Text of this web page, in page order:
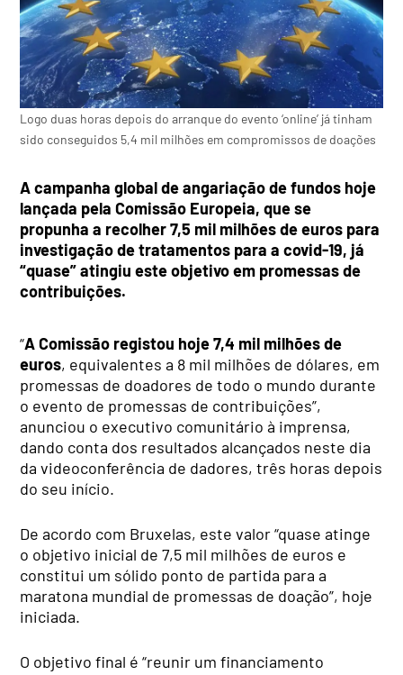
Logo duas horas depois do arranque do evento ‘online’ já tinham
sido conseguidos 5,4 mil milhões em compromissos de doações
A campanha global de angariação de fundos hoje
lançada pela Comissão Europeia, que se
propunha a recolher 7,5 mil milhões de euros para
investigação de tratamentos para a covid-19, já
“quase” atingiu este objetivo em promessas de
contribuições.
“A Comissão registou hoje 7,4 mil milhões de
euros, equivalentes a 8 mil milhões de dólares, em
promessas de doadores de todo o mundo durante
o evento de promessas de contribuições”,
anunciou o executivo comunitário à imprensa,
dando conta dos resultados alcançados neste dia
da videoconferência de dadores, três horas depois
do seu início.
De acordo com Bruxelas, este valor “quase atinge
o objetivo inicial de 7,5 mil milhões de euros e
constitui um sólido ponto de partida para a
maratona mundial de promessas de doação”, hoje
iniciada.
O objetivo final é “reunir um financiamento